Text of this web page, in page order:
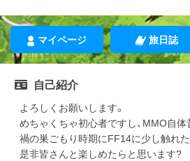
マイページ 旅日誌
自己紹介
よろしくお願いします。
めちゃくちゃ初心者ですし、MMO自
禍の巣ごもり時期にFF14に少し触れた
是非皆さんと楽しめたらと思います?